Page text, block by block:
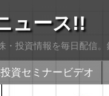
ュース!!
・投資情報を毎日配信
資セミナービデオ